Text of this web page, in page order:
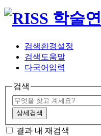
검색환경설정
검색도움말
다국어입력
검색
상세검색
결과 내 재검색